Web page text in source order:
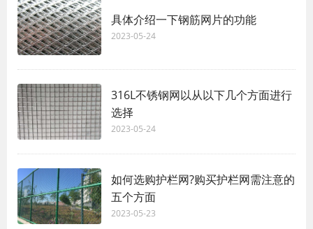
具体介绍一下钢筋网片的功能
2023-05-24
316L不锈钢网以从以下几个方面进行
选择
2023-05-24
如何选购护栏网?购买护栏网需注意的
五个方面
2023-05-23